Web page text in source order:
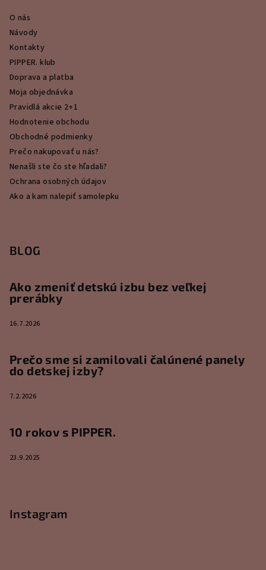
O nás
Návody
Kontakty
PIPPER. klub
Doprava a platba
Moja objednávka
Pravidlá akcie 2+1
Hodnotenie obchodu
Obchodné podmienky
Prečo nakupovať u nás?
Nenašli ste čo ste hľadali?
Ochrana osobných údajov
Ako a kam nalepiť samolepku
BLOG
Ako zmeniť detskú izbu bez veľkej
prerábky
16.7.2026
Prečo sme si zamilovali čalúnené panely
do detskej izby?
7.2.2026
10 rokov s PIPPER.
23.9.2025
Instagram